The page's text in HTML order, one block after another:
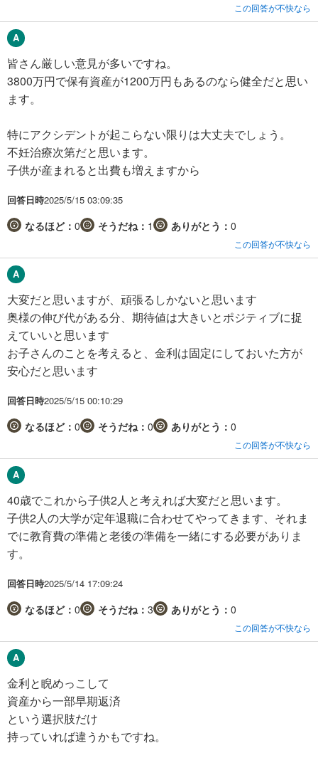
この回答が不快なら
皆さん厳しい意見が多いですね。
3800万円で保有資産が1200万円もあるのなら健全だと思い
ます。
特にアクシデントが起こらない限りは大丈夫でしょう。
不妊治療次第だと思います。
子供が産まれると出費も増えますから
回答日時2025/5/15 03:09:35
なるほど： 0 そうだね： 1 ありがとう： 0
この回答が不快なら
大変だと思いますが、頑張るしかないと思います
奥様の伸び代がある分、期待値は大きいとポジティブに捉
えていいと思います
お子さんのことを考えると、金利は固定にしておいた方が
安心だと思います
回答日時2025/5/15 00:10:29
なるほど： 0 そうだね： 0 ありがとう： 0
この回答が不快なら
40歳でこれから子供2人と考えれば大変だと思います。
子供2人の大学が定年退職に合わせてやってきます、それま
でに教育費の準備と老後の準備を一緒にする必要がありま
す。
回答日時2025/5/14 17:09:24
なるほど： 0 そうだね： 3 ありがとう： 0
この回答が不快なら
金利と睨めっこして
資産から一部早期返済
という選択肢だけ
持っていれば違うかもですね。